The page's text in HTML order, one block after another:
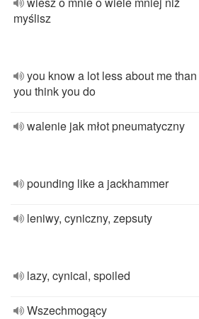
myślisz
you know a lot less about me than
you think you do
walenie jak młot pneumatyczny
pounding like a jackhammer
leniwy, cyniczny, zepsuty
lazy, cynical, spoiled
Wszechmogący